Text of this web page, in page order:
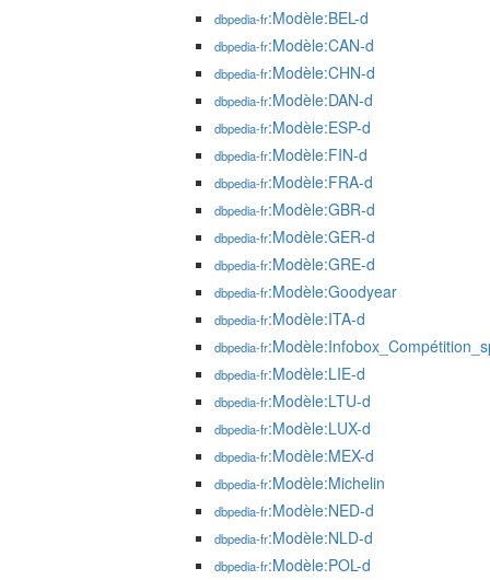
dbpedia-fr:Modèle:BEL-d
dbpedia-fr:Modèle:CAN-d
dbpedia-fr:Modèle:CHN-d
dbpedia-fr:Modèle:DAN-d
dbpedia-fr:Modèle:ESP-d
dbpedia-fr:Modèle:FIN-d
dbpedia-fr:Modèle:FRA-d
dbpedia-fr:Modèle:GBR-d
dbpedia-fr:Modèle:GER-d
dbpedia-fr:Modèle:GRE-d
dbpedia-fr:Modèle:Goodyear
dbpedia-fr:Modèle:ITA-d
dbpedia-fr
dbpedia-fr:Modèle:LIE-d
dbpedia-fr:Modèle:LTU-d
dbpedia-fr:Modèle:LUX-d
dbpedia-fr:Modèle:MEX-d
dbpedia-fr:Modèle:Michelin
dbpedia-fr:Modèle:NED-d
dbpedia-fr:Modèle:NLD-d
dbpedia-fr:Modèle:POL-d